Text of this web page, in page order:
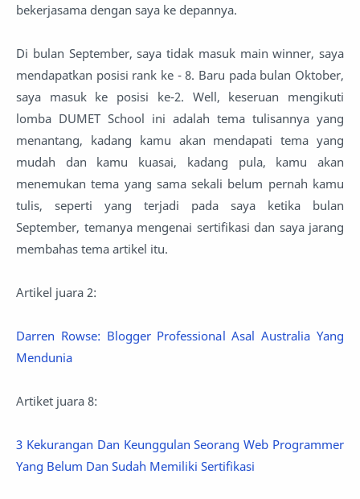
bekerjasama dengan saya ke depannya.
Di bulan September, saya tidak masuk main winner, saya
mendapatkan posisi rank ke - 8. Baru pada bulan Oktober,
saya masuk ke posisi ke-2. Well, keseruan mengikuti
lomba DUMET School ini adalah tema tulisannya yang
menantang, kadang kamu akan mendapati tema yang
mudah dan kamu kuasai, kadang pula, kamu akan
menemukan tema yang sama sekali belum pernah kamu
tulis, seperti yang terjadi pada saya ketika bulan
September, temanya mengenai sertifikasi dan saya jarang
membahas tema artikel itu.
Artikel juara 2:
Darren Rowse: Blogger Professional Asal Australia Yang
Mendunia
Artiket juara 8:
3 Kekurangan Dan Keunggulan Seorang Web Programmer
Yang Belum Dan Sudah Memiliki Sertifikasi